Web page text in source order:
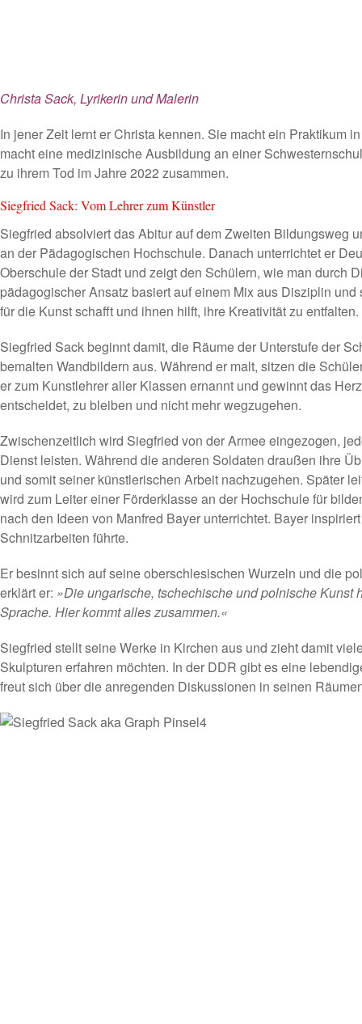
Christa Sack, Lyrikerin und Malerin
In jener Zeit lernt er Christa kennen. Sie macht ein Praktikum
macht eine medizinische Ausbildung an einer
zu ihrem Tod im Jahre 2022 zusammen.
Siegfried Sack: Vom Lehrer zum Künstler
Siegfried absolviert das Abitur auf dem Zweiten Bildungsweg
an der Pädagogischen Hochschule. Danach unterrichtet er
Oberschule der Stadt und zeigt den Schülern, wie man durch
pädagogischer Ansatz basiert auf einem Mix aus Disziplin
für die Kunst schafft und ihnen hilft, ihre Kreativität zu entfalten.
Siegfried Sack beginnt damit, die Räume der Unterstufe der
bemalten Wandbildern aus. Während er malt, sitzen die
er zum Kunstlehrer aller Klassen ernannt und gewinnt das
entscheidet, zu bleiben und nicht mehr wegzugehen.
Zwischenzeitlich wird Siegfried von der Armee eingezogen,
Dienst leisten. Während die anderen Soldaten draußen ihre
und somit seiner künstlerischen Arbeit nachzugehen. Später
wird zum Leiter einer Förderklasse an der Hochschule für
nach den Ideen von Manfred Bayer unterrichtet. Bayer
Schnitzarbeiten führte.
Er besinnt sich auf seine oberschlesischen Wurzeln und die
erklärt er: »Die ungarische, tschechische und polnische
Sprache. Hier kommt alles zusammen.«
Siegfried stellt seine Werke in Kirchen aus und zieht damit
Skulpturen erfahren möchten. In der DDR gibt es eine
freut sich über die anregenden Diskussionen in seinen